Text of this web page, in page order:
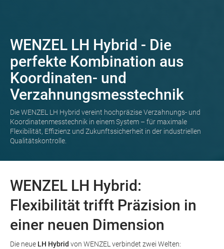
WENZEL LH Hybrid - Die
perfekte Kombination aus
Koordinaten- und
Verzahnungsmesstechnik
Die WENZEL LH Hybrid vereint hochpräzise Verzahnungs- und
Koordinatenmesstechnik in einem System – für maximale
Flexibilität, Effizienz und Zukunftssicherheit in der industriellen
Qualitätskontrolle.
WENZEL LH Hybrid:
Flexibilität trifft Präzision in
einer neuen Dimension
Die neue LH Hybrid von WENZEL verbindet zwei Welten: